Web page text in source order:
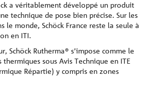
a véritablement développé un produit
technique de pose bien précise. Sur les
le monde, Schöck France reste la seule à
en ITI.
Schöck Rutherma® s’impose comme le
sous Avis Technique en ITE
Répartie) y compris en zones